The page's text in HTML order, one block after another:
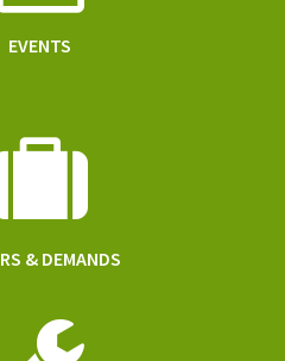
EVENTS
& DEMANDS